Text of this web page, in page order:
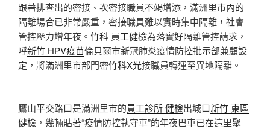
跟著排查出的密接、次密接職員不竭增添，滿洲里市內的
隔離場合已非常嚴重，密接職員難以實時集中隔離，社會
管控壓力增年夜。 竹科 員工健檢為落實好隔離管控請求，
呼新竹 HPV疫苗倫貝爾市新冠肺炎疫情防控批示部兼顧設
定，將滿洲里市部門密竹科X光接職員轉運至異地隔離。
鷹山平交路口是滿洲里市的員工診所 健檢出城口新竹 東區
健檢 ，幾輛貼著“疫情防控執守車”的年夜巴車已在這里聚